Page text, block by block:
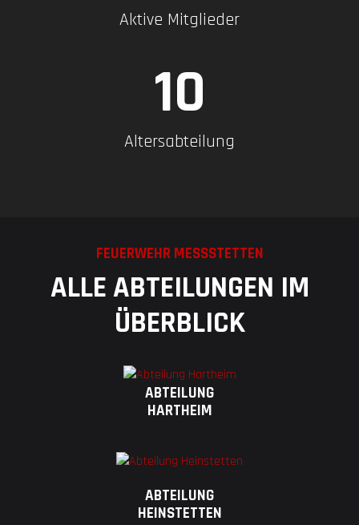
Aktive Mitglieder
12
Altersabteilung
FEUERWEHR MESSSTETTEN
ALLE ABTEILUNGEN IM
ÜBERBLICK
ABTEILUNG
HARTHEIM
ABTEILUNG
HEINSTETTEN